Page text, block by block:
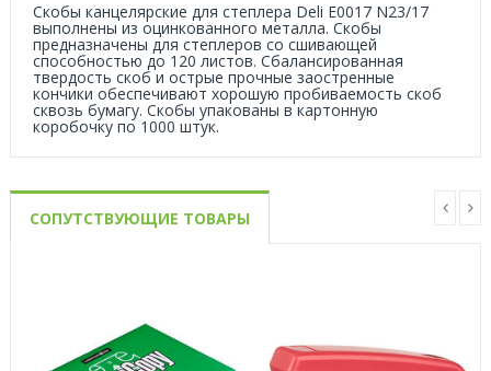
Скобы канцелярские для степлера Deli Е0017 N23/17
выполнены из оцинкованного металла. Скобы
предназначены для степлеров со сшивающей
способностью до 120 листов. Сбалансированная
твердость скоб и острые прочные заостренные
кончики обеспечивают хорошую пробиваемость скоб
сквозь бумагу. Скобы упакованы в картонную
коробочку по 1000 штук.
СОПУТСТВУЮЩИЕ ТОВАРЫ